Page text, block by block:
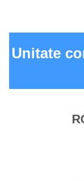
Unitate